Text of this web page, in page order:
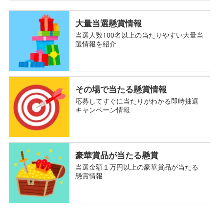
大量当選懸賞情報
当選人数100名以上の当たりやすい大量当
選情報を紹介
その場で当たる懸賞情報
応募してすぐに当たりがわかる即時抽選
キャンペーン情報
豪華賞品が当たる懸賞
当選金額１万円以上の豪華賞品が当たる
懸賞情報